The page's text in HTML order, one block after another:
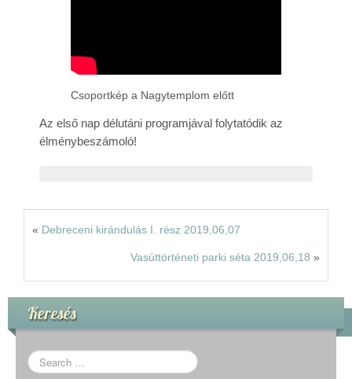
Kapcsolat
Csoportkép a Nagytemplom előtt
Az első nap délutáni programjával folytatódik az
élménybeszámoló!
« Debreceni kirándulás I. rész 2019,06,07
Vasúttörténeti parki séta 2019,06,18 »
Keresés